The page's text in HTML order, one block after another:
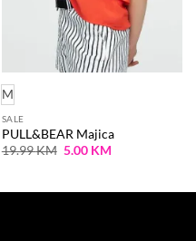
M
SALE
PULL&BEAR Majica
19.99KM Original
5.00 KMCurrent